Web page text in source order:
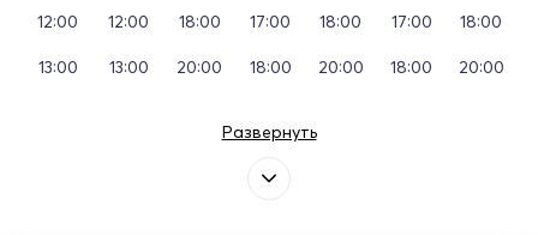
12:00
13:00
12:00
13:00
18:00
20:00
17:00
18:00
18:00
20:00
17:00
18:00
18:00
20:00
Развернуть